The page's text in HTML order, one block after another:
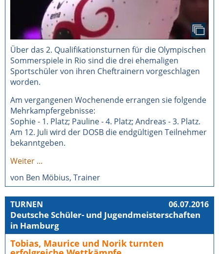
Über das 2. Qualifikationsturnen für die Olympischen
Sommerspiele in Rio sind die drei ehemaligen
Sportschüler von ihren Cheftrainern vorgeschlagen
worden.
Am vergangenen Wochenende errangen sie folgende
Mehrkampfergebnisse:
Sophie - 1. Platz; Pauline - 4. Platz; Andreas - 3. Platz.
Am 12. Juli wird der DOSB die endgültigen Teilnehmer
bekanntgeben.
Weiter ...
von Ben Möbius, Trainer
06.07.2016
TURNEN
Deutsche Schüler- und Jugendmeisterschaften
in Hamburg
Tobias, Maurice und Norik turnten